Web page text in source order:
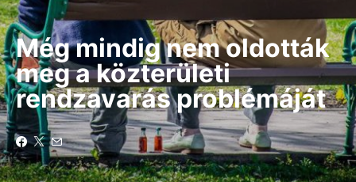
Még mindig nem oldották
meg a közterületi
rendzavarás problémáját